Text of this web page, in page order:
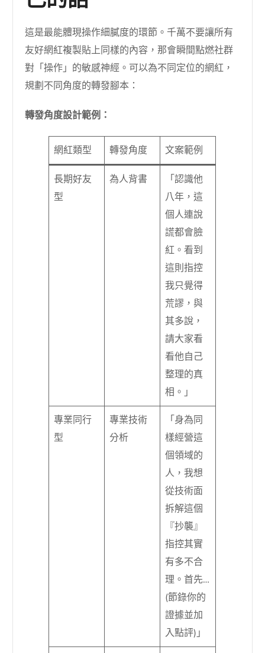
這是最能體現操作細膩度的環節。千萬不要讓所有
友好網紅複製貼上同樣的內容，那會瞬間點燃社群
對「操作」的敏感神經。可以為不同定位的網紅，
規劃不同角度的轉發腳本：
轉發角度設計範例：
網紅類型 轉發角度 文案範例
長期好友
型
為人背書
「認識他
八年，這
個人連說
謊都會臉
紅。看到
這則指控
我只覺得
荒謬，與
其多說，
請大家看
看他自己
整理的真
相。」
專業同行
型
專業技術
分析
「身為同
樣經營這
個領域的
人，我想
從技術面
拆解這個
『抄襲』
指控其實
有多不合
理。首先…
(節錄你的
證據並加
入點評)」